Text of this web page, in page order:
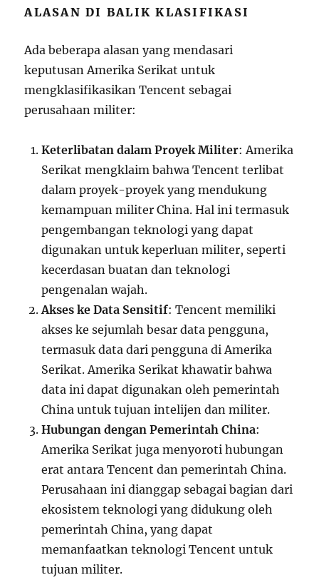
ALASAN DI BALIK KLASIFIKASI
Ada beberapa alasan yang mendasari
keputusan Amerika Serikat untuk
mengklasifikasikan Tencent sebagai
perusahaan militer:
Keterlibatan dalam Proyek Militer: Amerika
Serikat mengklaim bahwa Tencent terlibat
dalam proyek-proyek yang mendukung
kemampuan militer China. Hal ini termasuk
pengembangan teknologi yang dapat
digunakan untuk keperluan militer, seperti
kecerdasan buatan dan teknologi
pengenalan wajah.
Akses ke Data Sensitif: Tencent memiliki
akses ke sejumlah besar data pengguna,
termasuk data dari pengguna di Amerika
Serikat. Amerika Serikat khawatir bahwa
data ini dapat digunakan oleh pemerintah
China untuk tujuan intelijen dan militer.
Hubungan dengan Pemerintah China:
Amerika Serikat juga menyoroti hubungan
erat antara Tencent dan pemerintah China.
Perusahaan ini dianggap sebagai bagian dari
ekosistem teknologi yang didukung oleh
pemerintah China, yang dapat
memanfaatkan teknologi Tencent untuk
tujuan militer.